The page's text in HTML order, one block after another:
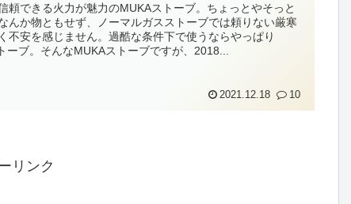
頼できる火力が魅力のMUKAストーブ。ちょっとやそっと
んか物ともせず、ノーマルガスストーブでは頼りない厳寒
不安を感じません。過酷な条件下で使うならやっぱり
ーブ。そんなMUKAストーブですが、2018...
2021.12.18 10
リンク